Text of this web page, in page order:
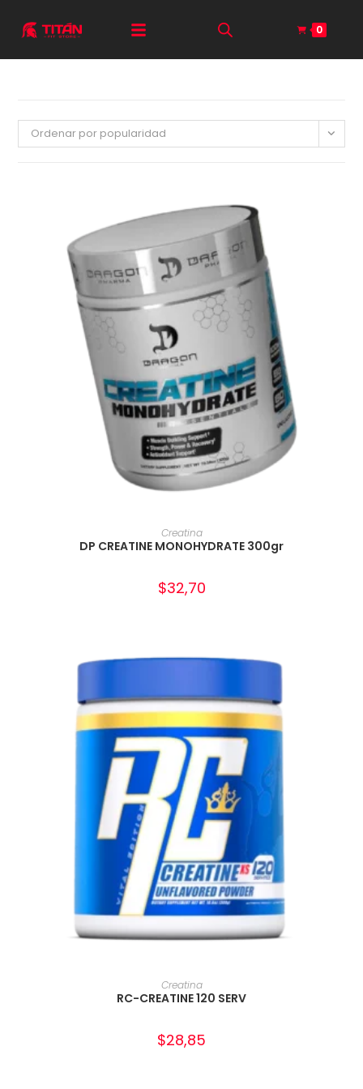
0
Ordenar por popularidad
AÑADIR AL CARRITO
Creatina
DP CREATINE MONOHYDRATE 300gr
$32,70
AÑADIR AL CARRITO
Creatina
RC-CREATINE 120 SERV
$28,85